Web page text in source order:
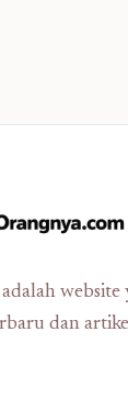
website
dan